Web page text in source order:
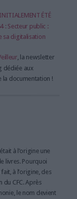
ÉTÉ
: Secteur public :
sa digitalisation
, la newsletter
dédiée aux
la documentation !
à l’origine une
livres. Pourquoi
fait, à l’origine, des
CFC. Après
le nom devient